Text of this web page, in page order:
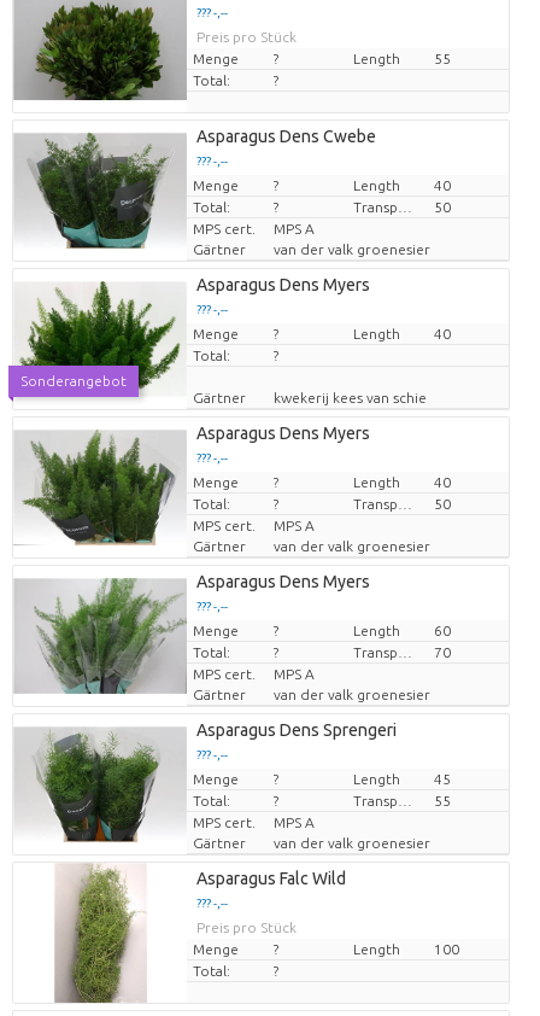
??? -,--
Preis pro Stück
Menge
? Length
55
Total:
?
Asparagus Dens Cwebe
??? -,--
Preis pro Stück
Menge ? Length
40
Total:
?
50
MPS cert.
MPS A
Gärtner
van der valk groenesier
Sonderangebot
Asparagus Dens Myers
??? -,--
Preis pro Stück
Menge ? Length
40
Total:
?
Gärtner kwekerij kees van schie
Asparagus Dens Myers
??? -,--
Preis pro Stück
Menge ? Length
40
Total:
?
50
MPS cert.
MPS A
Gärtner
van der valk groenesier
Asparagus Dens Myers
??? -,--
Preis pro Stück
Menge ? Length
60
Total:
?
70
MPS cert.
MPS A
Gärtner
van der valk groenesier
Asparagus Dens Sprengeri
??? -,--
Preis pro Stück
Menge ? Length
45
Total:
?
55
MPS cert.
MPS A
Gärtner
van der valk groenesier
Asparagus Falc Wild
??? -,--
Preis pro Stück
Menge
? Length
100
Total:
?